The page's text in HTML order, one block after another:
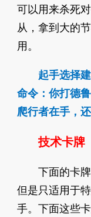
可以用来杀死
从，拿到大的
用。
起手选择
命令：你打德
爬行者在手，
技术卡牌
下面的卡牌
但是只适用于
手。下面这些